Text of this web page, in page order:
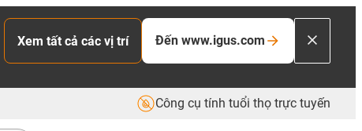
Xem tất cả các vị trí Đến www.igus.com
Công cụ tính tuổi thọ trực tuyến